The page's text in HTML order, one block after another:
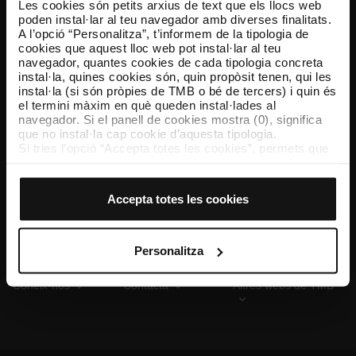
Les cookies són petits arxius de text que els llocs web
poden instal·lar al teu navegador amb diverses finalitats.
A l’opció “Personalitza”, t’informem de la tipologia de
cookies que aquest lloc web pot instal·lar al teu
navegador, quantes cookies de cada tipologia concreta
instal·la, quines cookies són, quin propòsit tenen, qui les
instal·la (si són pròpies de TMB o bé de tercers) i quin és
el termini màxim en què queden instal·lades al
navegador. Si el panell de cookies mostra (0), significa
que no instal·la cap cookie d’aquesta tipologia.
Si tries l’opció “Accepta totes les cookies”, permets que
El selector que es troba a la dreta de cada tipologia de
cookies d’aquella classe.
Un cop hagis marcat les teves preferències, has de fer
clic sobre “Selecciona i configura”. Així, s’instal·laran
només les cookies de la tipologia que hagis seleccionat
personalització, perquè permeten recordar les teves
opcions de navegació (com ara l’idioma) i milloren la teva
Accepta totes les cookies
Personalitza
TMB App
Descarrega’t TMB App i compra els teus bitllets
App Store Google Play
Coneix-nos Contacta Altres webs de TMB